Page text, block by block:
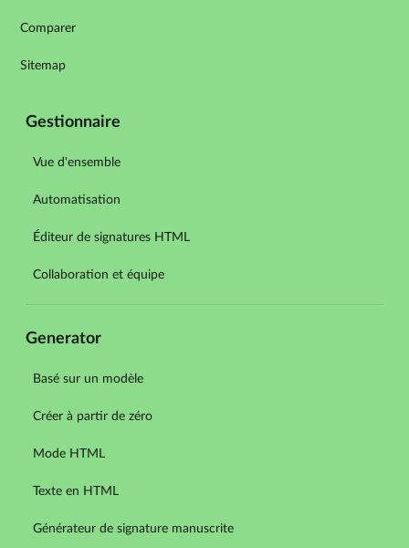
Comparer
Sitemap
Gestionnaire
Vue d'ensemble
Automatisation
Éditeur de signatures HTML
Collaboration et équipe
Generator
Basé sur un modèle
Créer à partir de zéro
Mode HTML
Texte en HTML
Générateur de signature manuscrite